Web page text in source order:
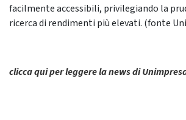
facilmente accessibili, privilegiando la
ricerca di rendimenti più elevati. (fonte
clicca qui per leggere la news di